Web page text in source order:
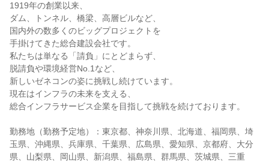
1919年の創業以来、
ダム、トンネル、橋梁、高層ビルなど、
国内外の数多くのビッグプロジェクトを
手掛けてきた総合建設会社です。
私たちは単なる「請負」にとどまらず、
脱請負や環境経営No.1など、
新しいゼネコンの姿に挑戦し続けています。
現在はインフラの未来を支える、
総合インフラサービス企業を目指して挑戦を続けております。
勤務地（勤務予定地）：東京都、神奈川県、北海道、福岡県、埼
玉県、沖縄県、兵庫県、千葉県、広島県、愛知県、京都府、大分
県、山梨県、岡山県、新潟県、福島県、群馬県、茨城県、三重